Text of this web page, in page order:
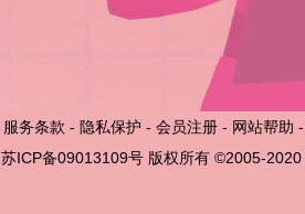
服务条款 - 隐私保护 - 会员注册 - 网站帮助 -
苏ICP备09013109号版权所有 ©2005-2020